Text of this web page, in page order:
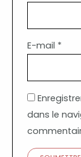
E-mail *
dans le